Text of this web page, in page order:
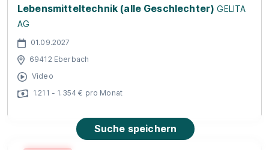
Lebensmitteltechnik (alle Geschlechter) GELITA
AG
01.09.2027
69412 Eberbach
Video
1.211 - 1.354 € pro Monat
Suche speichern